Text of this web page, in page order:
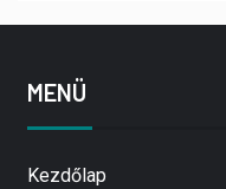
MENÜ
Kezdőlap